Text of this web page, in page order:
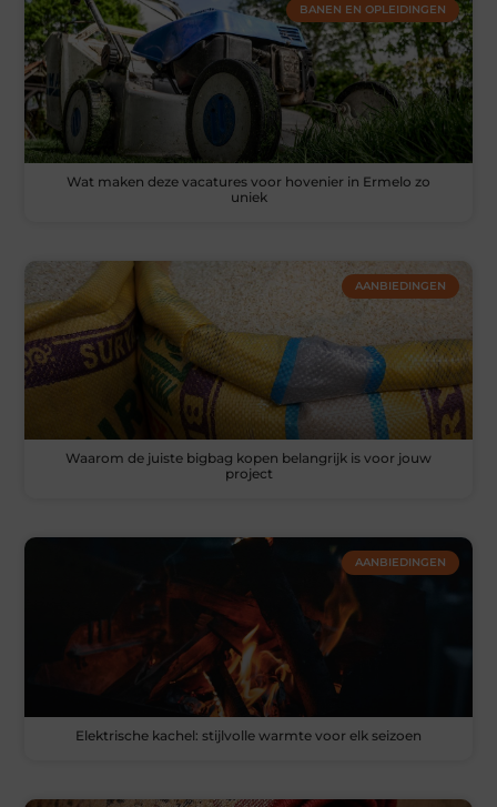
BANEN EN OPLEIDINGEN
Wat maken deze vacatures voor hovenier in Ermelo zo
uniek
AANBIEDINGEN
Waarom de juiste bigbag kopen belangrijk is voor jouw
project
AANBIEDINGEN
Elektrische kachel: stijlvolle warmte voor elk seizoen